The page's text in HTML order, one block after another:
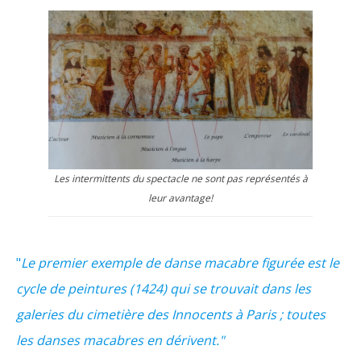
Les intermittents du spectacle ne sont pas représentés à
leur avantage!
"Le premier exemple de danse macabre figurée est le
cycle de peintures (1424) qui se trouvait dans les
galeries du cimetière des Innocents à Paris ; toutes
les danses macabres en dérivent."